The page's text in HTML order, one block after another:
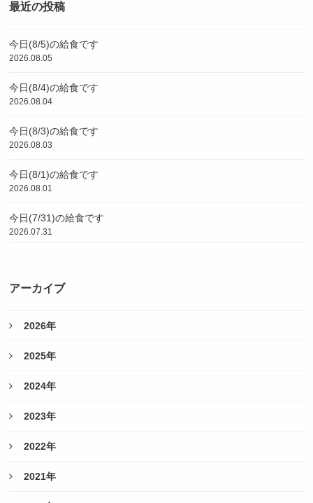
最近の投稿
今日(8/5)の給食です
2026.08.05
今日(8/4)の給食です
2026.08.04
今日(8/3)の給食です
2026.08.03
今日(8/1)の給食です
2026.08.01
今日(7/31)の給食です
2026.07.31
アーカイブ
2026年
2025年
2024年
2023年
2022年
2021年